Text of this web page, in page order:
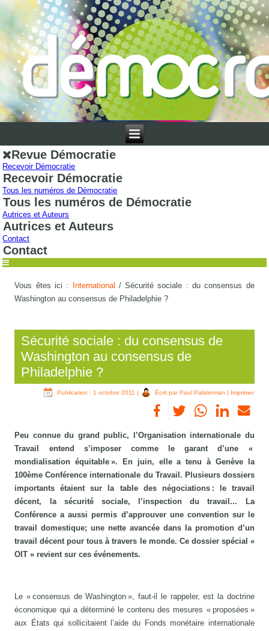
Revue Démocratie
Recevoir Démocratie
Recevoir Démocratie
Tous les numéros de Démocratie
Tous les numéros de Démocratie
Autrices et Auteurs
Autrices et Auteurs
Contact
Contact
Vous êtes ici : International /Sécurité sociale : du consensus de
Washington au consensus de Philadelphie ?
Sécurité sociale : du consensus de
Washington au consensus de
Philadelphie ?
Publication : 1 octobre 2011 | Écrit par Paul Palsterman | Imprimer
Peu connue du grand public, l’Organisation internationale du
Travail entend s’imposer comme le garant d’une «
mondialisation équitable ». En juin, elle a tenu à Genève la
100ème Conférence internationale du Travail. Plusieurs dossiers
importants étaient sur la table des négociations : le travail
décent, la sécurité sociale, l’inspection du travail... La
Conférence a aussi permis d’approuver une convention sur le
travail domestique; une nette avancée dans la promotion d’un
travail décent pour tous à travers le monde. Ce dossier spécial «
OIT » revient sur ces événements.
Le « consensus de Washington », faut-il le rappeler, est la doctrine
économique qui a déterminé le contenu des mesures « proposées »
aux États qui sollicitaient l’aide du Fonds monétaire internationale